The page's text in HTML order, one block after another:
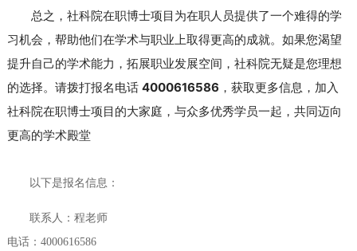
总之，社科院在职博士项目为在职人员提供了一个难得的学
习机会，帮助他们在学术与职业上取得更高的成就。如果您渴望
提升自己的学术能力，拓展职业发展空间，社科院无疑是您理想
的选择。请拨打报名电话 4000616586 ，获取更多信息，加入
社科院在职博士项目的大家庭，与众多优秀学员一起，共同迈向
更高的学术殿堂
以下是报名信息：
联系人：程老师
电话：4000616586